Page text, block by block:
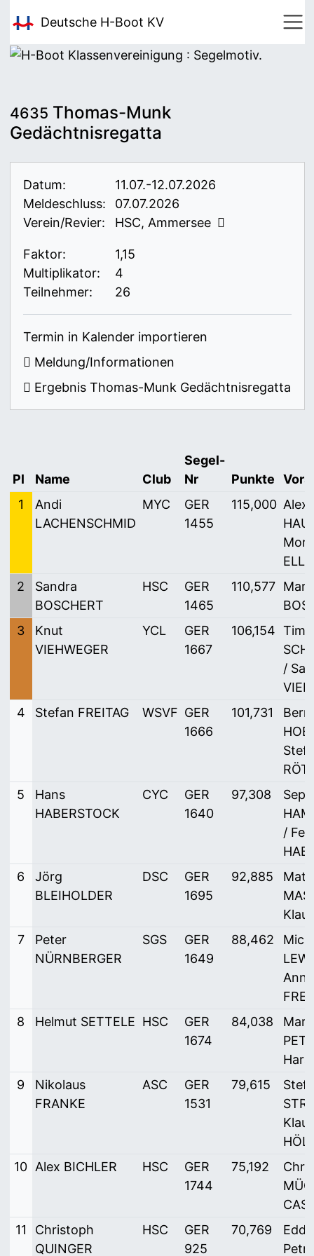
Deutsche H-Boot KV
4635 Thomas-Munk
Gedächtnisregatta
Datum:
11.07.-12.07.2026
Meldeschluss:
07.07.2026
Verein/Revier:
HSC, Ammersee
Faktor:
1,15
Multiplikator:
4
Teilnehmer:
26
Termin in Kalender importieren
Meldung/Informationen
Ergebnis Thomas-Munk Gedächtnisregatta
Pl Name Club
Segel-
Nr
Punkte
1
Andi
LACHENSCHMID
MYC
GER
1455
115,000
2
Sandra
BOSCHERT
HSC
GER
1465
110,577
3
Knut
VIEHWEGER
YCL
GER
1667
106,154
/
4
Stefan FREITAG WSVF GER
1666
101,731
5
Hans
HABERSTOCK
CYC
GER
1640
97,308
Sepp
/
6
Jörg
BLEIHOLDER
DSC
GER
1695
92,885
7
Peter
NÜRNBERGER
SGS
GER
1649
88,462
8
Helmut SETTELE HSC
GER
1674
84,038
9
Nikolaus
FRANKE
ASC
GER
1531
79,615
Klaus
10 Alex BICHLER HSC
GER
1744
75,192
11
Christoph
QUINGER
HSC
GER
925
70,769